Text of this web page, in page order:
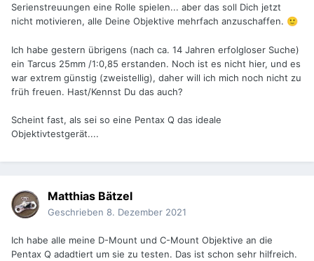
Serienstreuungen eine Rolle spielen... aber das soll Dich jetzt
nicht motivieren, alle Deine Objektive mehrfach anzuschaffen. 🙂
Ich habe gestern übrigens (nach ca. 14 Jahren erfolgloser Suche)
ein Tarcus 25mm /1:0,85 erstanden. Noch ist es nicht hier, und es
war extrem günstig (zweistellig), daher will ich mich noch nicht zu
früh freuen. Hast/Kennst Du das auch?
Scheint fast, als sei so eine Pentax Q das ideale
Objektivtestgerät....
Matthias Bätzel
Geschrieben 8. Dezember 2021
Ich habe alle meine D-Mount und C-Mount Objektive an die
Pentax Q adadtiert um sie zu testen. Das ist schon sehr hilfreich.